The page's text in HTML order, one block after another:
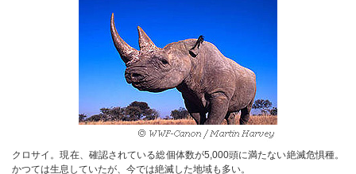
クロサイ。現在、確認されている総個体数が5,000頭に満たない絶滅危惧種。
かつては生息していたが、今では絶滅した地域も多い。